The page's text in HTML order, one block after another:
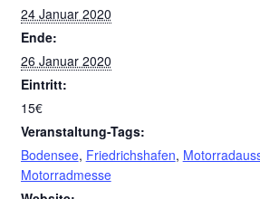
24 Januar 2020
Ende:
26 Januar 2020
Eintritt:
15€
Veranstaltung-Tags:
Bodensee, Friedrichshafen,
Motorradmesse